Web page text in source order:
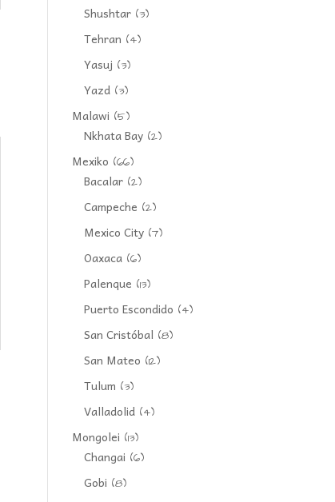
Shushtar (3)
Tehran (4)
Yasuj (3)
Yazd (3)
Malawi (5)
Nkhata Bay (2)
Mexiko (66)
Bacalar (2)
Campeche (2)
Mexico City (7)
Oaxaca (6)
Palenque (13)
Puerto Escondido (4)
San Cristóbal (8)
San Mateo (12)
Tulum (3)
Valladolid (4)
Mongolei (13)
Changai (6)
Gobi (8)